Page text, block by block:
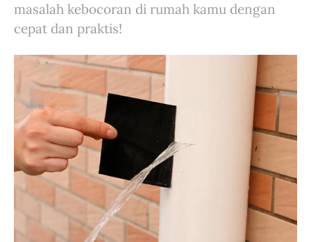
masalah kebocoran di rumah kamu dengan
cepat dan praktis!